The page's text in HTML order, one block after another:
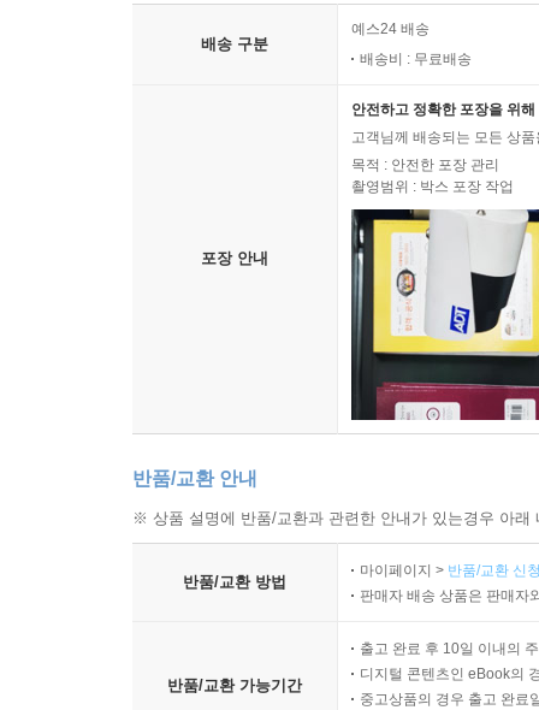
배송 구분
예스24 배송
배송비 : 무료배송
포장 안내
안전하고 정확한 포장을 위
고객님께 배송되는 모든 상
목적 : 안전한 포장 관리
촬영범위 : 박스 포장 작업
반품/교환 안내
※ 상품 설명에 반품/교환과 관련한 안내가 있는경우 아
반품/교환 방법
마이페이지 > 반품/교환 신
판매자 배송 상품은 판매자
반품/교환 가능기간
출고 완료 후 10일 이내의
디지털 콘텐츠인 eBook의
중고상품의 경우 출고 완료